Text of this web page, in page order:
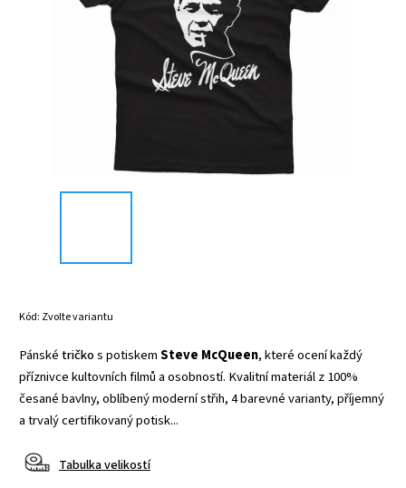
Kód: Zvolte variantu
Pánské tričkos potiskemSteve McQueen, které ocení každý
příznivce kultovních filmů a osobností. Kvalitní materiál z 100%
česané bavlny, oblíbený moderní střih, 4 barevné varianty, příjemný
a trvalý certifikovaný potisk...
Tabulka velikostí